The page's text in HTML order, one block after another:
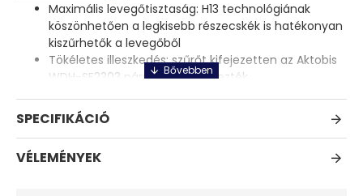
Maximális levegőtisztaság: H13 technológiának
köszönhetően a legkisebb részecskék is hatékonyan
kiszűrhetők a levegőből
Tökéletes illeszkedés: szűrőt kifejezetten az Aktobis
WDH-SE2303 párásítóhoz tervezték,
Műszaki adatok:
Méret: 13,5x 23,5x 2,2 cm
Súly: 100 g
SPECIFIKÁCIÓ
VÉLEMÉNYEK